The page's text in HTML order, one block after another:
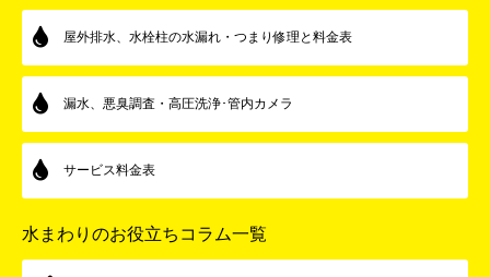
屋外排水、水栓柱の水漏れ・つまり修理と料金表
漏水、悪臭調査・高圧洗浄･管内カメラ
サービス料金表
水まわりのお役立ちコラム一覧